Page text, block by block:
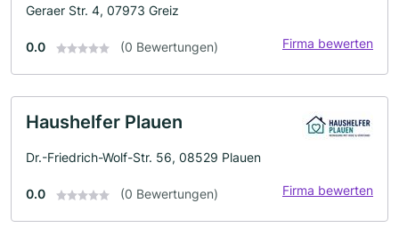
Geraer Str. 4, 07973 Greiz
0.0 (0 Bewertungen) Firma bewerten
Haushelfer Plauen
Dr.-Friedrich-Wolf-Str. 56, 08529 Plauen
0.0 (0 Bewertungen) Firma bewerten